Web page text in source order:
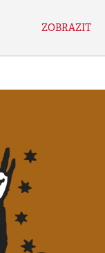
ZOBRAZIT